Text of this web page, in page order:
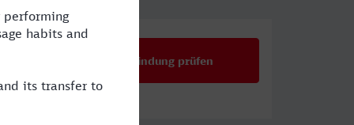
Verbindung prüfen